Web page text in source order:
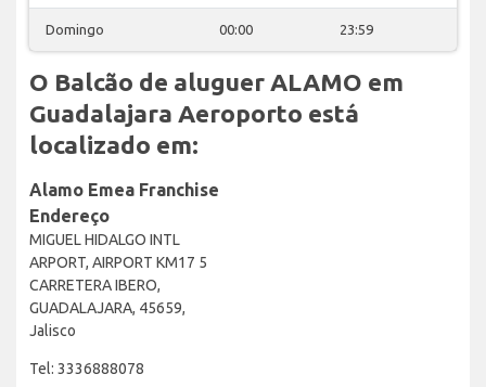
Domingo 00:00 23:59
O Balcão de aluguer ALAMO em
Guadalajara Aeroporto está
localizado em:
Alamo Emea Franchise
Endereço
MIGUEL HIDALGO INTL
ARPORT, AIRPORT KM17 5
CARRETERA IBERO,
GUADALAJARA, 45659,
Jalisco
Tel: 3336888078